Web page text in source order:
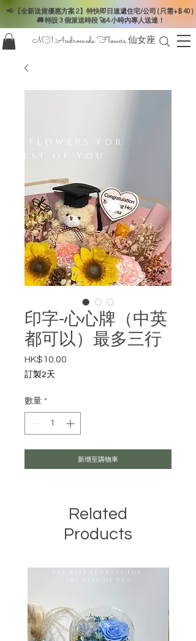
📢 【全新送貨優惠方案 2】特快即日速遞住宅/公司 ( 只需+$ 40 )
🚚 特設 3 個派送時段 🚀4 小時內專人送達！
M31 Andromeda Flowers 仙女座
印字-心心牌（中英
都可以）最多三行
HK$10.00
訂製2天
數量 *
新增至購物車
Related
Products